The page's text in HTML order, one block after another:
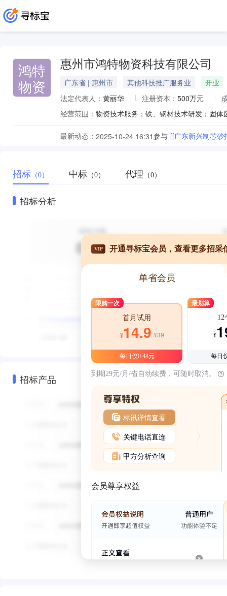
鸿特
物资
惠州市鸿特物资科技有限公司
广东省 | 惠州市 其他科技推广服务业
开业
法定代表人： 黄丽华 注册资本： 500万元
经营范围：
最新动态： 2025-10-24 16:31参与 [[广东新兴制芯
招标 （0） 中标 （0） 代理 （0）
招标分析
招标产品
VIP 开通寻标宝会员，查看更多招采
单省会员
限购一次
首月试用
¥14.9 ¥39
每日仅0.48元
最划算
12
¥
每日
到期29元/月/省自动续费，可随时取消。
标讯详情查看
关键电话直连
甲方分析查询
会员尊享权益